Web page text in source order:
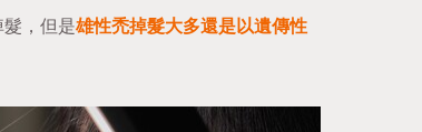
，但是雄性禿掉髮大多還是以遺傳性